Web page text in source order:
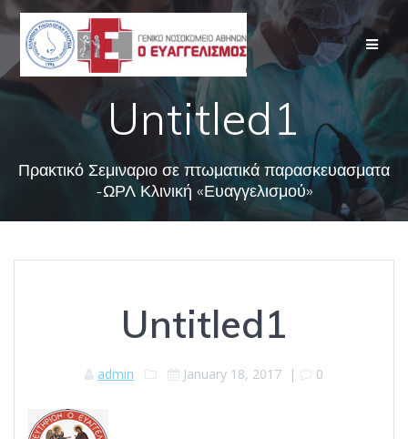
Skip
content
Untitled1
Πρακτικό Σεμιναριο σε πτωματικά παρασκευασματα
-ΩΡΛ Κλινική «Ευαγγελισμού»
Untitled1
admin January 18, 2017 | 0